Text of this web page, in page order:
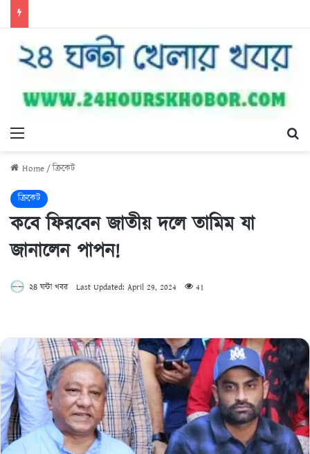
Menu
Home/ক্রিকেট
ক্রিকেট
কবে ফিরবেন জাতীয় দলে তামিম যা
জানালেন পাপন!
২৪ ঘন্টা খবর Last Updated: April 29, 2024 41